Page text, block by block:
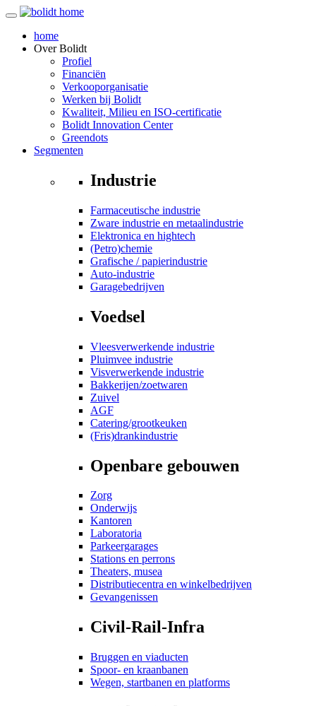
home
OverBolidt
Profiel
Financiën
Verkooporganisatie
Werken bij Bolidt
Kwaliteit, Milieu en ISO-certificatie
Bolidt Innovation Center
Greendots
Segmenten
Industrie
Farmaceutische industrie
Zware industrie en metaalindustrie
Elektronica en hightech
(Petro)chemie
Grafische / papierindustrie
Auto-industrie
Garagebedrijven
Voedsel
Vleesverwerkende industrie
Pluimvee industrie
Visverwerkende industrie
Bakkerijen/zoetwaren
Zuivel
AGF
Catering/grootkeuken
(Fris)drankindustrie
Openbare gebouwen
Zorg
Onderwijs
Kantoren
Laboratoria
Parkeergarages
Stations en perrons
Theaters, musea
Distributiecentra en winkelbedrijven
Gevangenissen
Civil-Rail-Infra
Bruggen en viaducten
Spoor- en kraanbanen
Wegen, startbanen en platforms